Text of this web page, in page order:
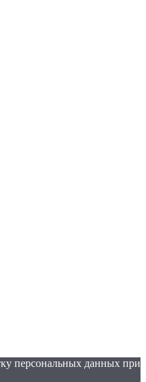
персональных данных при